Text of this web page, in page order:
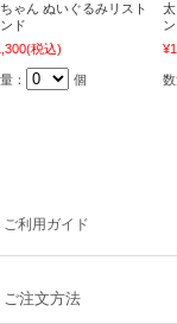
ゃん ぬいぐるみリスト
ド
(税込)
： 個 数
ご利用ガイド
ご注文方法